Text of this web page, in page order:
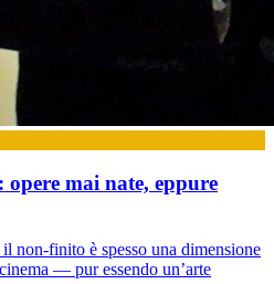
mai nate, eppure
non-finito è spesso una dimensione
— pur essendo un’arte